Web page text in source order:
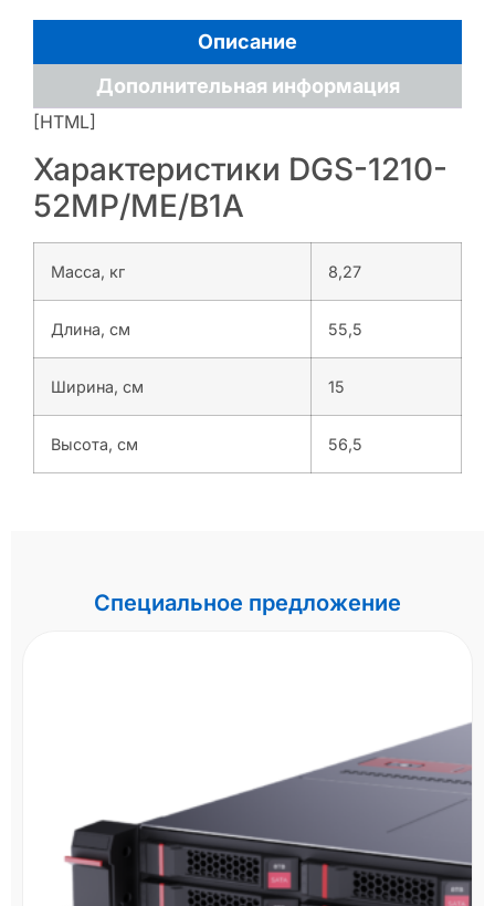
Описание
Дополнительная информация
[HTML]
Характеристики DGS-1210-
52MP/ME/B1A
Масса, кг 8,27
Длина, см 55,5
Ширина, см 15
Высота, см 56,5
Специальное предложение